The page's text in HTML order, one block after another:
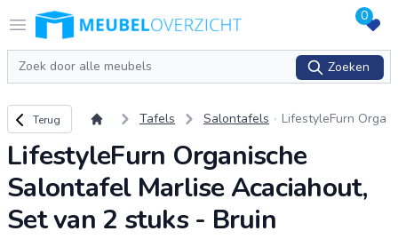
Open menu
Logo Meubeloverzicht.nl 0
Zoeken
Zoeken
Terug naar overzicht
Terug Tafels Salontafels
LifestyleFurn Orga
Marlise Acaciahou
Bruin
LifestyleFurn Organische
Salontafel Marlise Acaciahout,
Set van 2 stuks - Bruin